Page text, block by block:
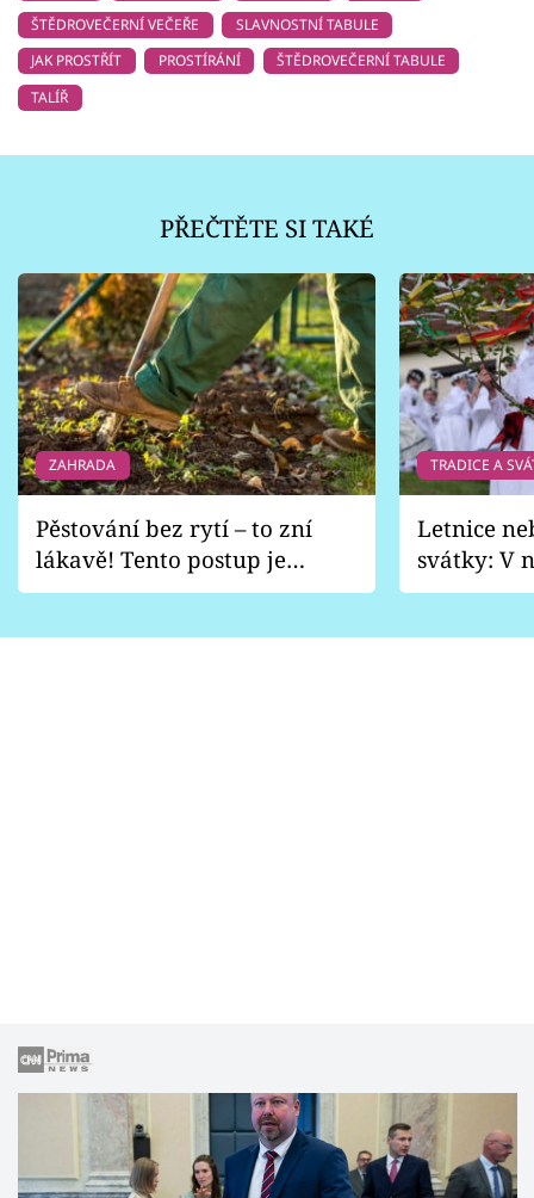
ŠTĚDROVEČERNÍ VEČEŘE
SLAVNOSTNÍ TABULE
JAK PROSTŘÍT
PROSTÍRÁNÍ
ŠTĚDROVEČERNÍ TABULE
TALÍŘ
PŘEČTĚTE SI TAKÉ
ZAHRADA
Pěstování bez rytí – to zní
lákavě! Tento postup je
vhodný jen pro některé
TRADICE A
Letnice
svátky: V
pondělí